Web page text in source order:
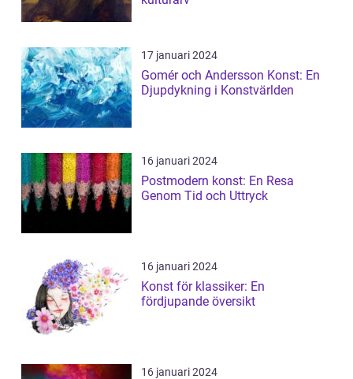
17 januari 2024
Gomér och Andersson Konst: En
Djupdykning i Konstvärlden
16 januari 2024
Postmodern konst: En Resa
Genom Tid och Uttryck
16 januari 2024
Konst för klassiker: En
fördjupande översikt
16 januari 2024